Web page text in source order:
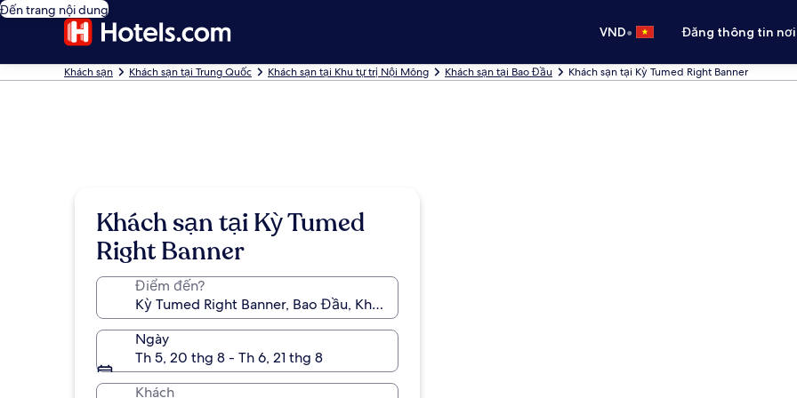
Đến trang nội dung
VND• Đăng thông tin
Khách sạn Khách sạn tại Trung Quốc Khách sạn tại Khu tự trị Nội Mông Khách sạn tại Bao Đầu Khách sạn tại Kỳ Tumed Right Banner
Khách sạn tại Kỳ Tumed
Right Banner
Điểm đến?
Ngày
Th 5, 20 thg 8 - Th 6, 21 thg 8
Khách